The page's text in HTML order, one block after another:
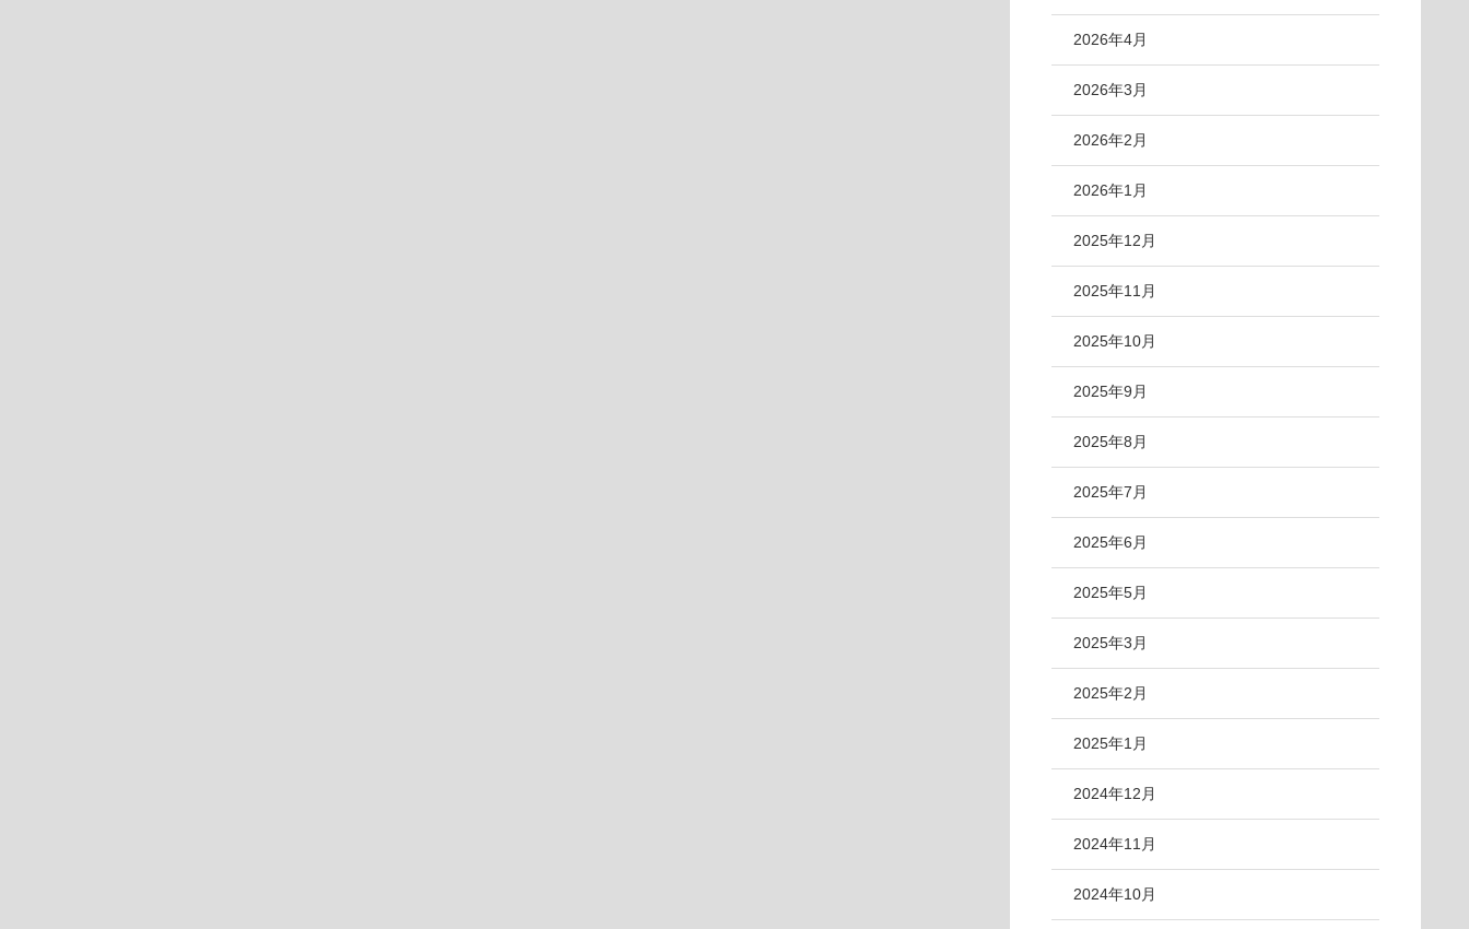
2026年4月
2026年3月
2026年2月
2026年1月
2025年12月
2025年11月
2025年10月
2025年9月
2025年8月
2025年7月
2025年6月
2025年5月
2025年3月
2025年2月
2025年1月
2024年12月
2024年11月
2024年10月